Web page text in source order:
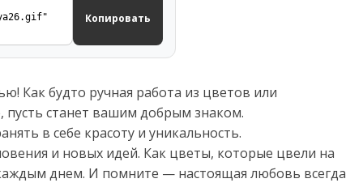
Копировать
Как будто ручная работа из цветов или
пусть станет вашим добрым знаком.
в себе красоту и уникальность.
и новых идей. Как цветы, которые цвели на
днем. И помните — настоящая любовь всегда